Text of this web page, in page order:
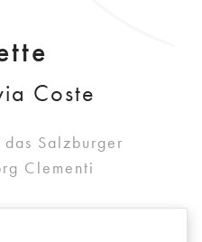
Coste
Salzburger
Clementi